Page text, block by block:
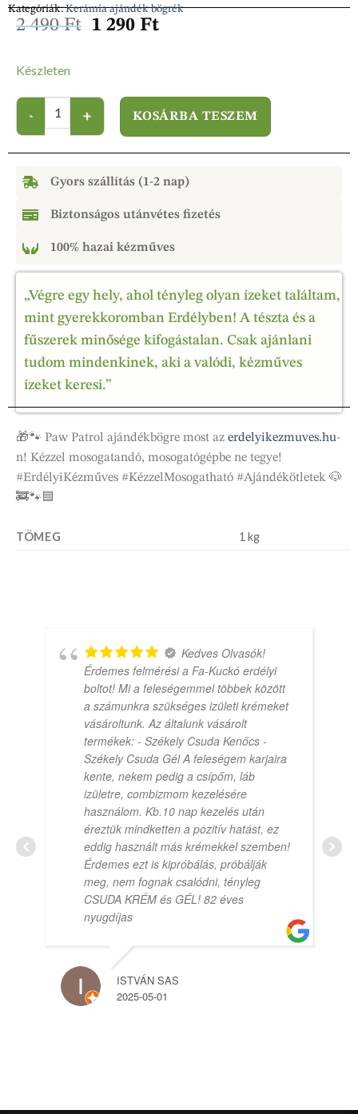
Kategóriák:Kerámia ajándék bögrék
2 490Ft 1 290Ft
Készleten
KOSÁRBA TESZEM
Gyors szállítás (1-2 nap)
Biztonságos utánvétes fizetés
100% hazai kézműves
„Végre egy hely, ahol tényleg olyan ízeket találtam,
mint gyerekkoromban Erdélyben! A tészta és a
fűszerek minősége kifogástalan. Csak ajánlani
tudom mindenkinek, aki a valódi, kézműves
ízeket keresi.”
🎁🐾 Paw Patrol ajándékbögre most az erdelyikezmuves.hu-
n! Kézzel mosogatandó, mosogatógépbe ne tegye!
#ErdélyiKézműves #KézzelMosogatható #Ajándékötletek 🐶
🚒🐾🟦
TÖMEG 1 kg
Kedves Olvasók!
Érdemes felmérési a Fa-Kuckó erdélyi
boltot! Mi a feleségemmel többek között
a számunkra szükséges izületi krémeket
vásároltunk. Az általunk vásárolt
termékek: - Székely Csuda Kenőcs -
Székely Csuda Gél A feleségem karjaira
kente, nekem pedig a csípőm, láb
izületre, combizmom kezelésére
használom. Kb.10 nap kezelés után
éreztük mindketten a pozitív hatást, ez
eddig használt más krémekkel szemben!
Érdemes ezt is kipróbálás, próbálják
meg, nem fognak csalódni, tényleg
CSUDA KRÉM és GÉL! 82 éves
nyugdíjas
ISTVÁN SAS
2025-05-01